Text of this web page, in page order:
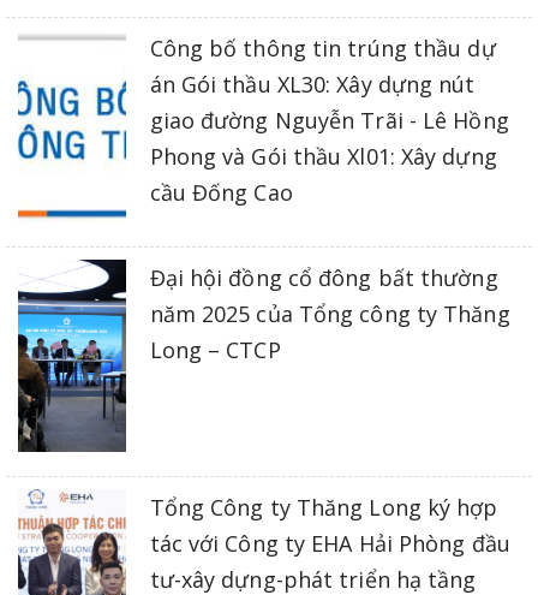
Công bố thông tin trúng thầu dự
án Gói thầu XL30: Xây dựng nút
giao đường Nguyễn Trãi - Lê Hồng
Phong và Gói thầu Xl01: Xây dựng
cầu Đống Cao
Đại hội đồng cổ đông bất thường
năm 2025 của Tổng công ty Thăng
Long – CTCP
Tổng Công ty Thăng Long ký hợp
tác với Công ty EHA Hải Phòng đầu
tư-xây dựng-phát triển hạ tầng